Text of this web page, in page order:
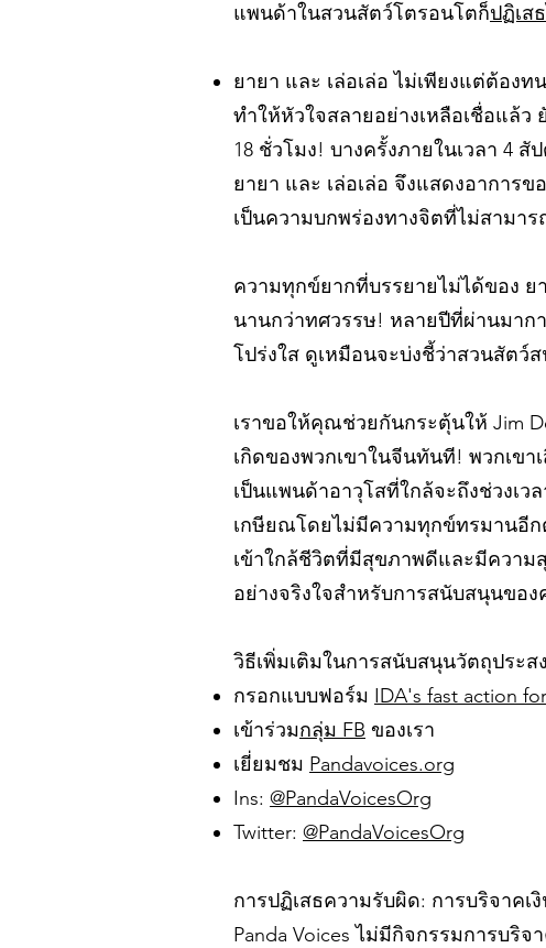
แพนด้าในสวนสัตว์โตรอนโตก็ปฏิเส
ยายา และ เล่อเล่อ ไม่เพียงแต่ต้อง
ทำให้หัวใจสลายอย่างเหลือเชื่อแล้
18 ชั่วโมง! บางครั้งภายในเวลา 4
ยายา และ เล่อเล่อ จึงแสดงอาการ
เป็นความบกพร่องทางจิตที่ไม่สามา
ความทุกข์ยากที่บรรยายไม่ได้ของ ย
นานกว่าทศวรรษ! หลายปีที่ผ่านมาก
โปร่งใส ดูเหมือนจะบ่งชี้ว่าสวนสัตว์
เราขอให้คุณช่วยกันกระตุ้นให้ Jim
เกิดของพวกเขาในจีนทันที! พวกเข
เป็นแพนด้าอาวุโสที่ใกล้จะถึงช่วงเ
เกษียณโดยไม่มีความทุกข์ทรมานอีก
เข้าใกล้ชีวิตที่มีสุขภาพดีและมีความ
อย่างจริงใจสำหรับการสนับสนุนขอ
วิธีเพิ่มเติมในการสนับสนุนวัตถุประส
กรอกแบบฟอร์ม IDA's fast action
เข้าร่วมกลุ่ม FB ของเรา
เยี่ยมชม Pandavoices.org
Ins: @PandaVoicesOrg
Twitter: @PandaVoicesOrg
การปฏิเสธความรับผิด: การบริจาค
Panda Voices ไม่มีกิจกรรมการบริ